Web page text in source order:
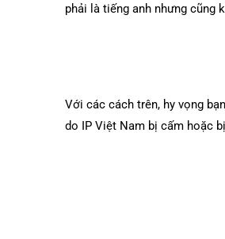
phải là tiếng anh nhưng cũng
Với các cách trên, hy vọng
do IP Việt Nam bị cấm hoặc